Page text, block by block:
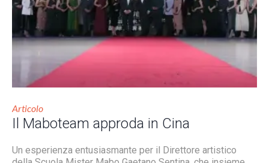
Articolo
Il Maboteam approda in Cina
Un esperienza entusiasmante per il Direttore artistico